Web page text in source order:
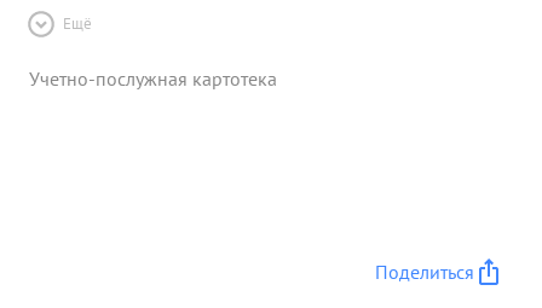
Ещё
Учетно-послужная картотека
Поделиться